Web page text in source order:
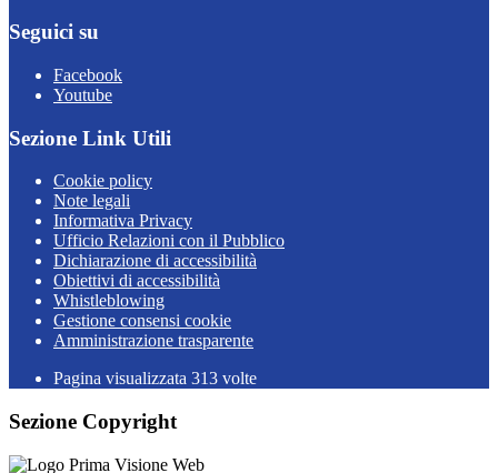
Seguici su
Facebook
Youtube
Sezione Link Utili
Cookie policy
Note legali
Informativa Privacy
Ufficio Relazioni con il Pubblico
Dichiarazione di accessibilità
Obiettivi di accessibilità
Whistleblowing
Gestione consensi cookie
Amministrazione trasparente
Pagina visualizzata 313 volte
Sezione Copyright